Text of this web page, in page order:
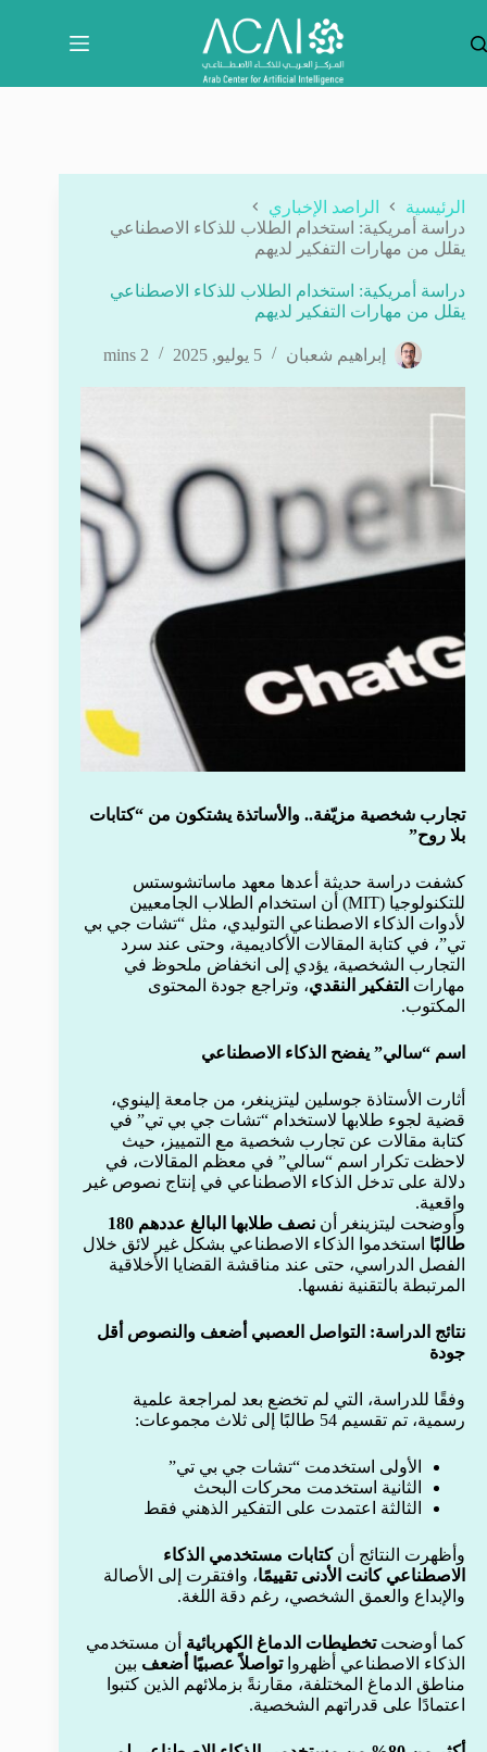
المحتوى
الرئيسية
الراصد الإخباري
دراسة أمريكية: استخدام الطلاب للذكاء الاصطناعي
يقلل من مهارات التفكير لديهم
دراسة أمريكية: استخدام الطلاب للذكاء الاصطناعي
يقلل من مهارات التفكير لديهم
إبراهيم شعبان 5 يوليو, 2025 2 mins
تجارب شخصية مزيّفة.. والأساتذة يشتكون من “كتابات
بلا روح”
كشفت دراسة حديثة أعدها معهد ماساتشوستس
للتكنولوجيا (MIT) أن استخدام الطلاب الجامعيين
لأدوات الذكاء الاصطناعي التوليدي، مثل “تشات جي بي
تي”، في كتابة المقالات الأكاديمية، وحتى عند سرد
التجارب الشخصية، يؤدي إلى انخفاض ملحوظ في
مهارات التفكير النقدي، وتراجع جودة المحتوى
المكتوب.
اسم “سالي” يفضح الذكاء الاصطناعي
أثارت الأستاذة جوسلين ليتزينغر، من جامعة إلينوي،
قضية لجوء طلابها لاستخدام “تشات جي بي تي” في
كتابة مقالات عن تجارب شخصية مع التمييز، حيث
لاحظت تكرار اسم “سالي” في معظم المقالات، في
دلالة على تدخل الذكاء الاصطناعي في إنتاج نصوص غير
واقعية.
وأوضحت ليتزينغر أن
نصف طلابها البالغ عددهم 180
طالبًا استخدموا الذكاء الاصطناعي بشكل غير لائق خلال
الفصل الدراسي، حتى عند مناقشة القضايا الأخلاقية
المرتبطة بالتقنية نفسها.
نتائج الدراسة: التواصل العصبي أضعف والنصوص أقل
جودة
وفقًا للدراسة، التي لم تخضع بعد لمراجعة علمية
رسمية، تم تقسيم 54 طالبًا إلى ثلاث مجموعات:
الأولى استخدمت “تشات جي بي تي”
الثانية استخدمت محركات البحث
الثالثة اعتمدت على التفكير الذهني فقط
وأظهرت النتائج أنكتابات مستخدمي الذكاء
الاصطناعي كانت الأدنى تقييمًا، وافتقرت إلى الأصالة
والإبداع والعمق الشخصي، رغم دقة اللغة.
كما أوضحتتخطيطات الدماغ الكهربائية أن مستخدمي
الذكاء الاصطناعي أظهرواتواصلاً عصبيًا أضعف بين
مناطق الدماغ المختلفة، مقارنةً بزملائهم الذين كتبوا
اعتمادًا على قدراتهم الشخصية.